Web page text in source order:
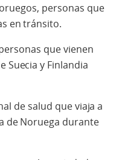
personas que
en tránsito.
que vienen
Suecia y Finlandia
de salud que viaja a
de Noruega durante